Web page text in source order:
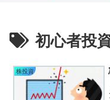
初心者投
株投資